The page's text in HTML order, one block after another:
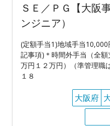
ＳＥ／ＰＧ【大阪
ンジニア）
(定額手当1)地域手当
記事項)＊時間外手当（全
万円１２万円）（準管理職
１８
大阪府